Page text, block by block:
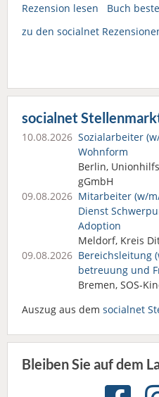
Rezension lesen
Buch
zu den socialnet
socialnet
10.08.2026 Sozialarbeiter
Wohnform
Berlin,
gGmbH
09.08.2026 Mitarbeiter (w/
Dienst
Adoption
Meldorf, Kreis
09.08.2026 Bereichsleitung
betreuung und
Bremen, SOS-
Auszug aus dem socialnet
Bleiben Sie auf dem